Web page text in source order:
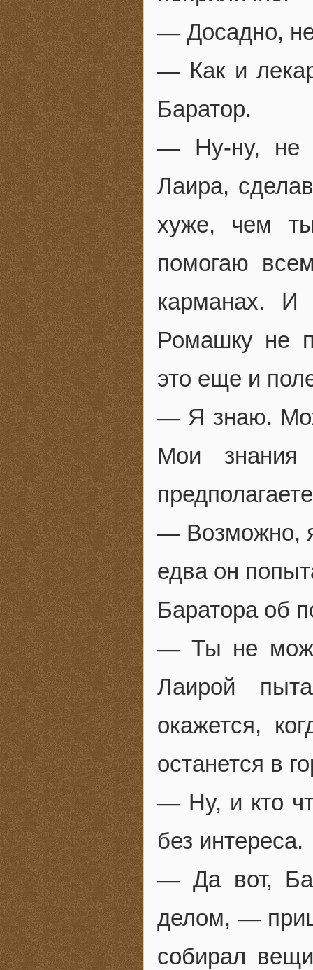
— Досадно,
— Как и
Баратор.
— Ну-ну, не
Лаира,
хуже, чем
помогаю
карманах. И
Ромашку не
это еще и
— Я знаю.
Мои
— Возможно,
едва он
Баратора об
— Ты не
Лаирой
окажется,
останется в
— Ну, и кто
без интереса.
— Да вот,
делом, —
собирал